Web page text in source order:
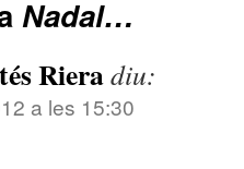
Nadal…
Rieradiu:
a les 15:30